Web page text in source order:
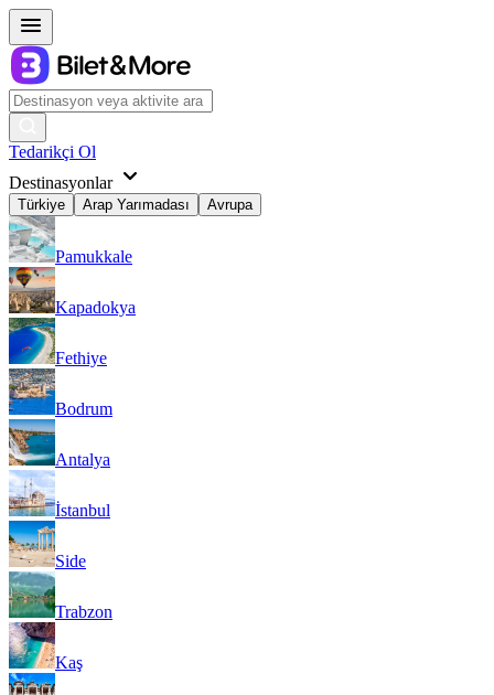
Tedarikçi Ol
Destinasyonlar
Türkiye Arap Yarımadası Avrupa
Pamukkale
Kapadokya
Fethiye
Bodrum
Antalya
İstanbul
Side
Trabzon
Kaş